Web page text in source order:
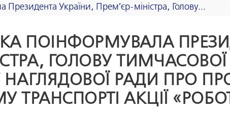
Президента України, Прем’єр-міністра, Голову...
ПОІНФОРМУВАЛА
ГОЛОВУ ТИМЧАСОВОЇ
НАГЛЯДОВОЇ РАДИ ПРО
ТРАНСПОРТІ АКЦІЇ